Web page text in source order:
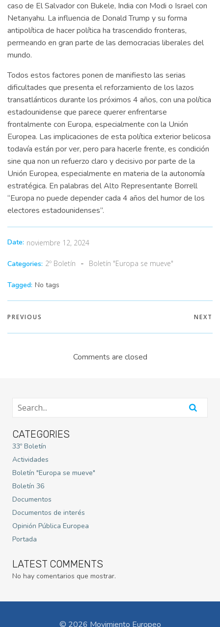
caso de El Salvador con Bukele, India con Modi o Israel con
Netanyahu. La influencia de Donald Trump y su forma
antipolítica de hacer política ha trascendido fronteras,
permeando en gran parte de las democracias liberales del
mundo.
Todos estos factores ponen de manifiesto las serias
dificultades que presenta el reforzamiento de los lazos
transatlánticos durante los próximos 4 años, con una política
estadounidense que parece querer enfrentarse
frontalmente con Europa, especialmente con la Unión
Europea. Las implicaciones de esta política exterior belicosa
todavía están por ver, pero para hacerle frente, es condición
sine qua non un refuerzo claro y decisivo por parte de la
Unión Europea, especialmente en materia de la autonomía
estratégica. En palabras del Alto Representante Borrell
“Europa no puede depender cada 4 años del humor de los
electores estadounidenses”.
Date: noviembre 12, 2024
Categories: 2º Boletín - Boletín "Europa se mueve"
Tagged: No tags
PREVIOUS NEXT
Comments are closed
CATEGORIES
33º Boletín
Actividades
Boletín "Europa se mueve"
Boletín 36
Documentos
Documentos de interés
Opinión Pública Europea
Portada
LATEST COMMENTS
No hay comentarios que mostrar.
© 2026 Movimiento Europeo